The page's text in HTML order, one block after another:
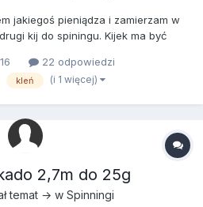
jakiegoś pieniądza i zamierzam w
kij do spiningu. Kijek ma być
0-2 i czasami na niewielkie
na główkach 7 gram. Łowisko...
22 odpowiedzi
kleń (i 1 więcej)
2,7m do 25g
temat → w Spinningi